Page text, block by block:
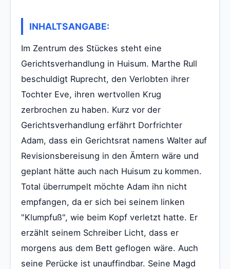
INHALTSANGABE:
Im Zentrum des Stückes steht eine
Gerichtsverhandlung in Huisum. Marthe Rull
beschuldigt Ruprecht, den Verlobten ihrer
Tochter Eve, ihren wertvollen Krug
zerbrochen zu haben. Kurz vor der
Gerichtsverhandlung erfährt Dorfrichter
Adam, dass ein Gerichtsrat namens Walter auf
Revisionsbereisung in den Ämtern wäre und
geplant hätte auch nach Huisum zu kommen.
Total überrumpelt möchte Adam ihn nicht
empfangen, da er sich bei seinem linken
"Klumpfuß", wie beim Kopf verletzt hatte. Er
erzählt seinem Schreiber Licht, dass er
morgens aus dem Bett geflogen wäre. Auch
seine Perücke ist unauffindbar. Seine Magd